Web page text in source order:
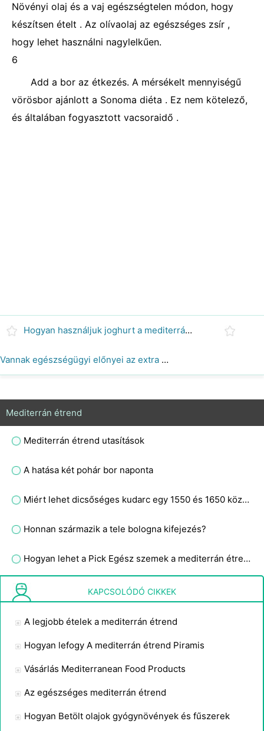
Növényi olaj és a vaj egészségtelen módon, hogy
készítsen ételt . Az olívaolaj az egészséges zsír ,
hogy lehet használni nagylelkűen.
6
Add a bor az étkezés. A mérsékelt mennyiségű
vörösbor ajánlott a Sonoma diéta . Ez nem kötelező,
és általában fogyasztott vacsoraidő .
Hogyan használjuk joghurt a mediterrán diéta receptek
Vannak egészségügyi előnyei az extra szűz olívaolaj használatának?
Mediterrán étrend
Mediterrán étrend utasítások
A hatása két pohár bor naponta
Miért lehet dicsőséges kudarc egy 1550 és 1650 közötti Spanyolországról szóló történész címadó könyv?
Honnan származik a tele bologna kifejezés?
Hogyan lehet a Pick Egész szemek a mediterrán étrend
KAPCSOLÓDÓ CIKKEK
A legjobb ételek a mediterrán étrend
Hogyan lefogy A mediterrán étrend Piramis
Vásárlás Mediterranean Food Products
Az egészséges mediterrán étrend
Hogyan Betölt olajok gyógynövények és fűszerek